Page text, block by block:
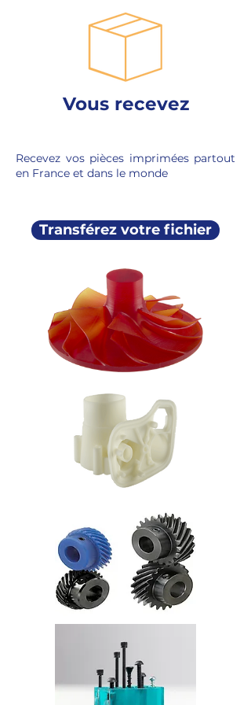
Vous recevez
Recevez vos pièces imprimées partout
en France et dans le monde
Transférez votre fichier